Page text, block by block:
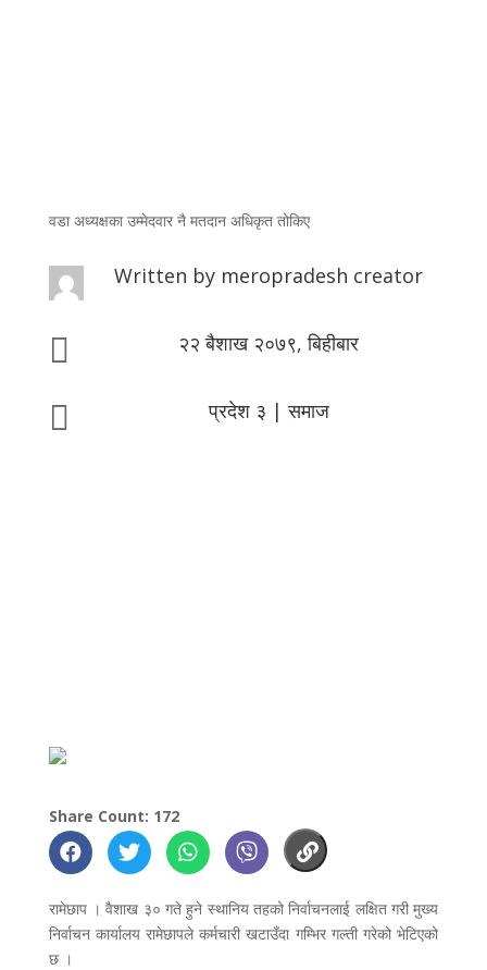
वडा अध्यक्षका उम्मेदवार नै मतदान अधिकृत तोकिए
Written by meropradesh creator
 २२ बैशाख २०७९, बिहीबार
 प्रदेश ३ |समाज
Share Count: 172
रामेछाप । वैशाख ३० गते हुने स्थानिय तहको निर्वाचनलाई लक्षित गरी मुख्य
निर्वाचन कार्यालय रामेछापले कर्मचारी खटाउँदा गम्भिर गल्ती गरेको भेटिएको
छ ।